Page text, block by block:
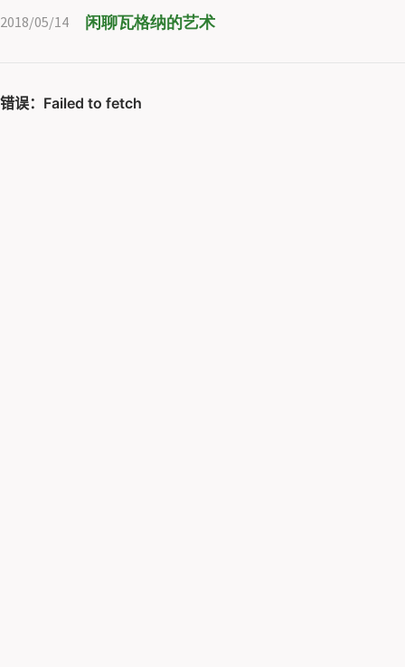
2018/05/14 闲聊瓦格纳的艺术